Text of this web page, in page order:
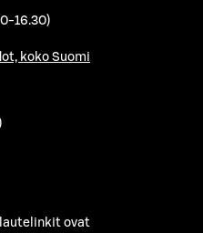
16.30)
koko Suomi
ovat